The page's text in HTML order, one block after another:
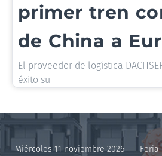
primer tren
de China a
El proveedor de logística
éxito su
Miércoles 11 noviembre 2026 Feria